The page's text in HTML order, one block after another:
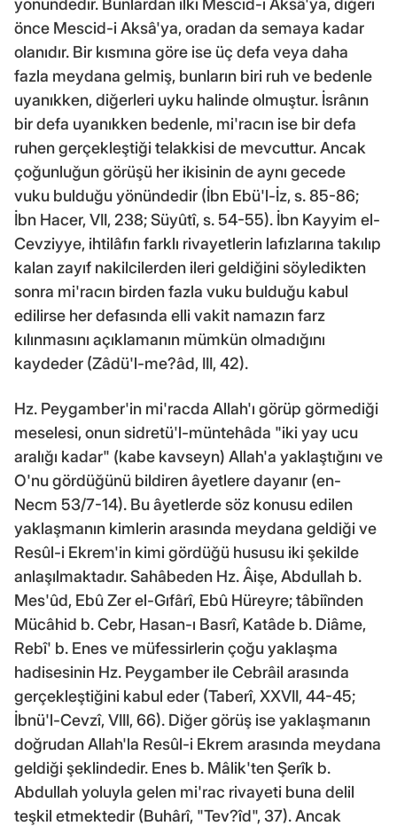
yönündedir. Bunlardan ilki Mescid-i Aksâ'ya, diğeri
önce Mescid-i Aksâ'ya, oradan da semaya kadar
olanıdır. Bir kısmına göre ise üç defa veya daha
fazla meydana gelmiş, bunların biri ruh ve bedenle
uyanıkken, diğerleri uyku halinde olmuştur. İsrânın
bir defa uyanıkken bedenle, mi'racın ise bir defa
ruhen gerçekleştiği telakkisi de mevcuttur. Ancak
çoğunluğun görüşü her ikisinin de aynı gecede
vuku bulduğu yönündedir (İbn Ebü'l-İz, s. 85-86;
İbn Hacer, VII, 238; Süyûtî, s. 54-55). İbn Kayyim el-
Cevziyye, ihtilâfın farklı rivayetlerin lafızlarına takılıp
kalan zayıf nakilcilerden ileri geldiğini söyledikten
sonra mi'racın birden fazla vuku bulduğu kabul
edilirse her defasında elli vakit namazın farz
kılınmasını açıklamanın mümkün olmadığını
kaydeder (Zâdü'l-me?âd, III, 42).
Hz. Peygamber'in mi'racda Allah'ı görüp görmediği
meselesi, onun sidretü'l-müntehâda "iki yay ucu
aralığı kadar" (kabe kavseyn) Allah'a yaklaştığını ve
O'nu gördüğünü bildiren âyetlere dayanır (en-
Necm 53/7-14). Bu âyetlerde söz konusu edilen
yaklaşmanın kimlerin arasında meydana geldiği ve
Resûl-i Ekrem'in kimi gördüğü hususu iki şekilde
anlaşılmaktadır. Sahâbeden Hz. Âişe, Abdullah b.
Mes'ûd, Ebû Zer el-Gıfârî, Ebû Hüreyre; tâbiînden
Mücâhid b. Cebr, Hasan-ı Basrî, Katâde b. Diâme,
Rebî' b. Enes ve müfessirlerin çoğu yaklaşma
hadisesinin Hz. Peygamber ile Cebrâil arasında
gerçekleştiğini kabul eder (Taberî, XXVII, 44-45;
İbnü'l-Cevzî, VIII, 66). Diğer görüş ise yaklaşmanın
doğrudan Allah'la Resûl-i Ekrem arasında meydana
geldiği şeklindedir. Enes b. Mâlik'ten Şerîk b.
Abdullah yoluyla gelen mi'rac rivayeti buna delil
teşkil etmektedir (Buhârî, "Tev?îd", 37). Ancak